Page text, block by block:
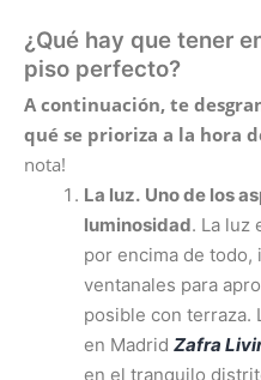
¿Qué hay que tener
piso perfecto?
A continuación, te
qué se prioriza a la hora
nota!
La luz. Uno de los
luminosidad. La luz
por encima de todo,
ventanales para
posible con terraza.
en Madrid Zafra
en el tranquilo